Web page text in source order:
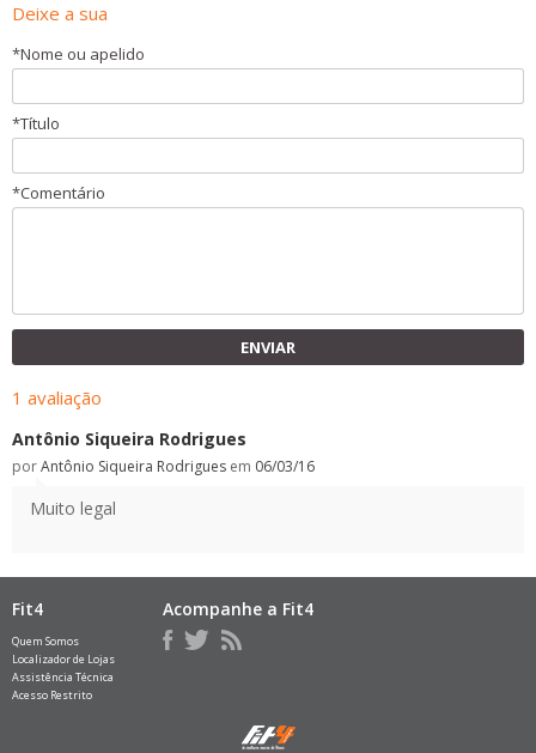
Deixe a sua
*Nome ou apelido
*Título
*Comentário
ENVIAR
1 avaliação
Antônio Siqueira Rodrigues
porAntônio Siqueira Rodrigues em 06/03/16
Muito legal
Fit4
Quem Somos
Localizador de Lojas
Assistência Técnica
Acesso Restrito
Acompanhe a Fit4